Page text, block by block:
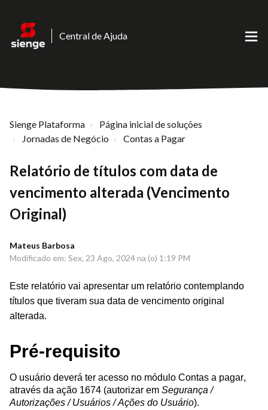
Central de Ajuda
Sienge Plataforma
Página inicial de soluções
Jornadas de Negócio
Contas a Pagar
Relatório de títulos com data de
vencimento alterada (Vencimento
Original)
Mateus Barbosa
Modificado em: Sex, 23 Ago, 2024 na (o) 1:19 PM
Este relatório vai apresentar um relatório contemplando
títulos que tiveram sua data de vencimento original
alterada.
Pré-requisito
O usuário deverá ter acesso no módulo Contas a pagar,
através da ação 1674 (autorizar em Segurança /
Autorizações / Usuários / Ações do Usuário).